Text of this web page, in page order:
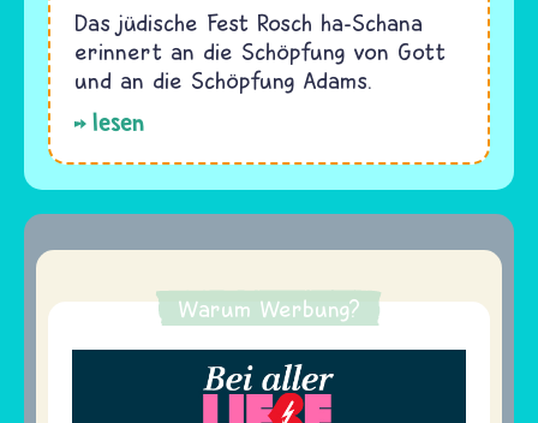
Das jüdische Fest Rosch ha-Schana
erinnert an die Schöpfung von Gott
und an die Schöpfung Adams.
lesen
Warum Werbung?